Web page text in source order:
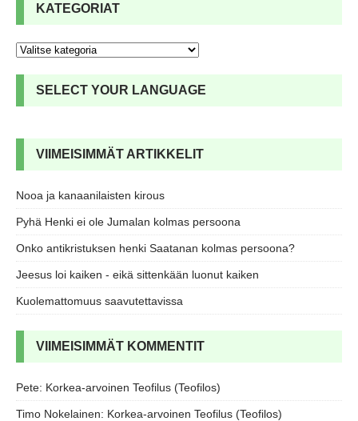
KATEGORIAT
SELECT YOUR LANGUAGE
VIIMEISIMMÄT ARTIKKELIT
Nooa ja kanaanilaisten kirous
Pyhä Henki ei ole Jumalan kolmas persoona
Onko antikristuksen henki Saatanan kolmas persoona?
Jeesus loi kaiken - eikä sittenkään luonut kaiken
Kuolemattomuus saavutettavissa
VIIMEISIMMÄT KOMMENTIT
Pete: Korkea-arvoinen Teofilus (Teofilos)
Timo Nokelainen: Korkea-arvoinen Teofilus (Teofilos)